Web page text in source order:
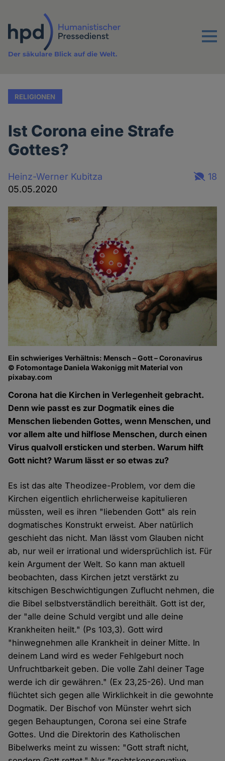
Inhalt
Menu
Der säkulare Blick auf die Welt.
RELIGIONEN
Ist Corona eine Strafe
Gottes?
Heinz-Werner Kubitza
05.05.2020
18
Ein schwieriges Verhältnis: Mensch – Gott – Coronavirus
© Fotomontage Daniela Wakonigg mit Material von
pixabay.com
Corona hat die Kirchen in Verlegenheit gebracht.
Denn wie passt es zur Dogmatik eines die
Menschen liebenden Gottes, wenn Menschen, und
vor allem alte und hilflose Menschen, durch einen
Virus qualvoll ersticken und sterben. Warum hilft
Gott nicht? Warum lässt er so etwas zu?
Es ist das alte Theodizee-Problem, vor dem die
Kirchen eigentlich ehrlicherweise kapitulieren
müssten, weil es ihren "liebenden Gott" als rein
dogmatisches Konstrukt erweist. Aber natürlich
geschieht das nicht. Man lässt vom Glauben nicht
ab, nur weil er irrational und widersprüchlich ist. Für
kein Argument der Welt. So kann man aktuell
beobachten, dass Kirchen jetzt verstärkt zu
kitschigen Beschwichtigungen Zuflucht nehmen, die
die Bibel selbstverständlich bereithält. Gott ist der,
der "alle deine Schuld vergibt und alle deine
Krankheiten heilt." (Ps 103,3). Gott wird
"hinwegnehmen alle Krankheit in deiner Mitte. In
deinem Land wird es weder Fehlgeburt noch
Unfruchtbarkeit geben. Die volle Zahl deiner Tage
werde ich dir gewähren." (Ex 23,25-26). Und man
flüchtet sich gegen alle Wirklichkeit in die gewohnte
Dogmatik. Der Bischof von Münster wehrt sich
gegen Behauptungen, Corona sei eine Strafe
Gottes. Und die Direktorin des Katholischen
Bibelwerks meint zu wissen: "Gott straft nicht,